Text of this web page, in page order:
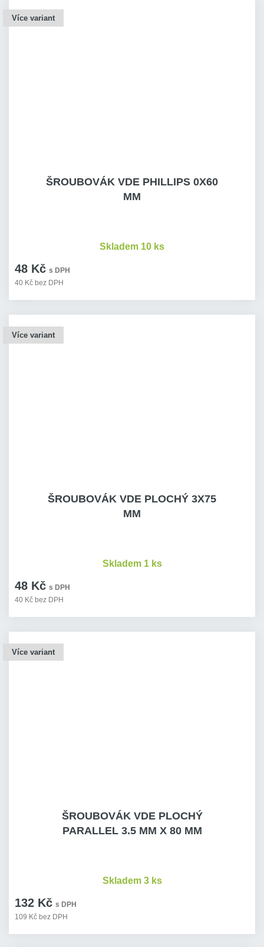
Více variant
ŠROUBOVÁK VDE PHILLIPS 0X60
MM
48 Kč s DPH
40 Kč bez DPH
Skladem 10 ks
Více variant
ŠROUBOVÁK VDE PLOCHÝ 3X75
MM
48 Kč s DPH
40 Kč bez DPH
Skladem 1 ks
Více variant
ŠROUBOVÁK VDE PLOCHÝ
PARALLEL 3.5 MM X 80 MM
132 Kč s DPH
109 Kč bez DPH
Skladem 3 ks